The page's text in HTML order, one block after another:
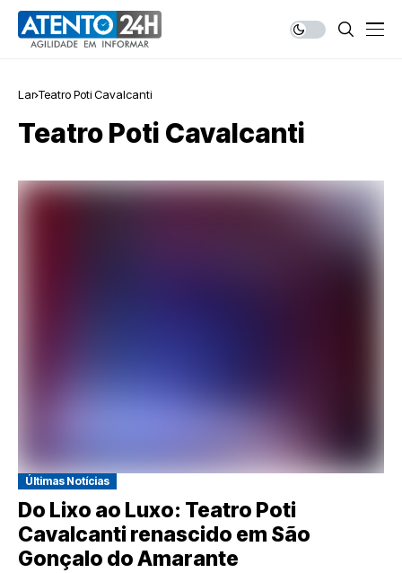
Lar Teatro Poti Cavalcanti
Teatro Poti Cavalcanti
Últimas Notícias
Do Lixo ao Luxo: Teatro Poti
Cavalcanti renascido em São
Gonçalo do Amarante